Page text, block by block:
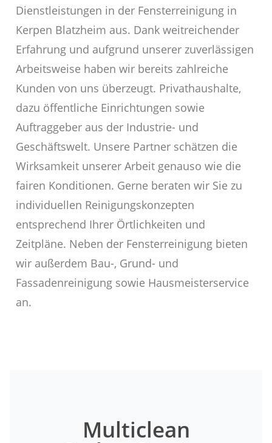
Dienstleistungen in der Fensterreinigung in
Kerpen Blatzheim aus. Dank weitreichender
Erfahrung und aufgrund unserer zuverlässigen
Arbeitsweise haben wir bereits zahlreiche
Kunden von uns überzeugt. Privathaushalte,
dazu öffentliche Einrichtungen sowie
Auftraggeber aus der Industrie- und
Geschäftswelt. Unsere Partner schätzen die
Wirksamkeit unserer Arbeit genauso wie die
fairen Konditionen. Gerne beraten wir Sie zu
individuellen Reinigungskonzepten
entsprechend Ihrer Örtlichkeiten und
Zeitpläne. Neben der Fensterreinigung bieten
wir außerdem Bau-, Grund- und
Fassadenreinigung sowie Hausmeisterservice
an.
Multiclean